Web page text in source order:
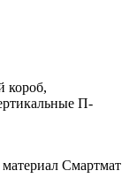
короб,
П-
Смартмат